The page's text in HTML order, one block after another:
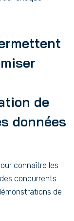
de
données
connaître les
concurrents
de